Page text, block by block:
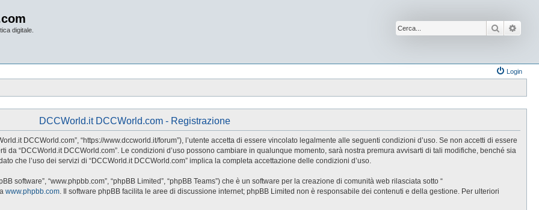
digitale. Cerca
Login
DCCWorld.it DCCWorld.com - Registrazione
DCCWorld.com”, “https://www.dccworld.it/forum”), l’utente accetta di essere vincolato legalmente alle seguenti condizioni d’uso. Se non accetti di essere
da “DCCWorld.it DCCWorld.com”. Le condizioni d’uso possono cambiare in qualunque momento, sarà nostra premura avvisarti di tali modifiche, benché sia
che l’uso dei servizi di “DCCWorld.it DCCWorld.com” implica la completa accettazione delle condizioni d’uso.
software”, “www.phpbb.com”, “phpBB Limited”, “phpBB Teams”) che è un software per la creazione di comunità web rilasciata sotto “
www.phpbb.com. Il software phpBB facilita le aree di discussione internet; phpBB Limited non è responsabile dei contenuti e della gestione. Per ulteriori